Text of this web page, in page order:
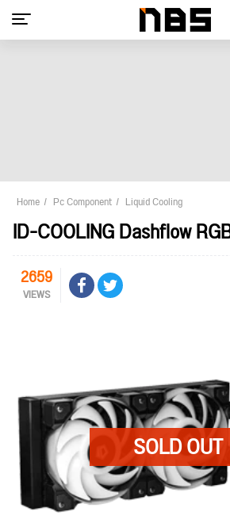
Home Pc Component Liquid Cooling
ID-COOLING Dashflow
2659
VIEWS